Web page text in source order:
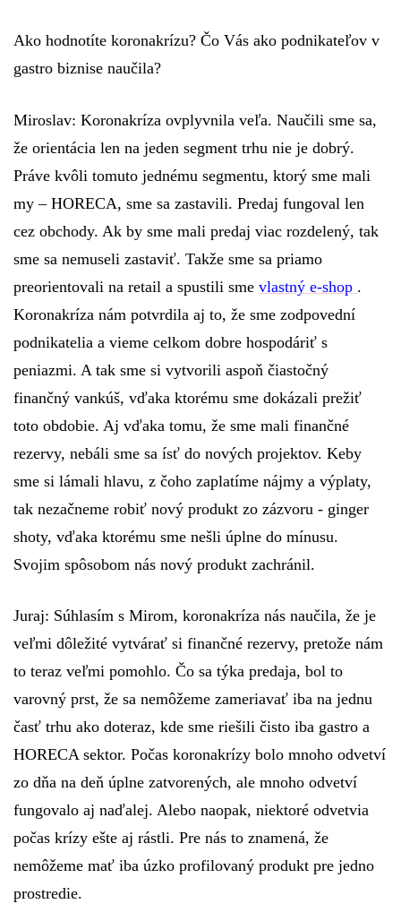
Ako hodnotíte koronakrízu? Čo Vás ako podnikateľov v
gastro biznise naučila?
Miroslav: Koronakríza ovplyvnila veľa. Naučili sme sa,
že orientácia len na jeden segment trhu nie je dobrý.
Práve kvôli tomuto jednému segmentu, ktorý sme mali
my – HORECA, sme sa zastavili. Predaj fungoval len
cez obchody. Ak by sme mali predaj viac rozdelený, tak
sme sa nemuseli zastaviť. Takže sme sa priamo
preorientovali na retail a spustili sme vlastný e-shop .
Koronakríza nám potvrdila aj to, že sme zodpovední
podnikatelia a vieme celkom dobre hospodáriť s
peniazmi. A tak sme si vytvorili aspoň čiastočný
finančný vankúš, vďaka ktorému sme dokázali prežiť
toto obdobie. Aj vďaka tomu, že sme mali finančné
rezervy, nebáli sme sa ísť do nových projektov. Keby
sme si lámali hlavu, z čoho zaplatíme nájmy a výplaty,
tak nezačneme robiť nový produkt zo zázvoru - ginger
shoty, vďaka ktorému sme nešli úplne do mínusu.
Svojim spôsobom nás nový produkt zachránil.
Juraj: Súhlasím s Mirom, koronakríza nás naučila, že je
veľmi dôležité vytvárať si finančné rezervy, pretože nám
to teraz veľmi pomohlo. Čo sa týka predaja, bol to
varovný prst, že sa nemôžeme zameriavať iba na jednu
časť trhu ako doteraz, kde sme riešili čisto iba gastro a
HORECA sektor. Počas koronakrízy bolo mnoho odvetví
zo dňa na deň úplne zatvorených, ale mnoho odvetví
fungovalo aj naďalej. Alebo naopak, niektoré odvetvia
počas krízy ešte aj rástli. Pre nás to znamená, že
nemôžeme mať iba úzko profilovaný produkt pre jedno
prostredie.